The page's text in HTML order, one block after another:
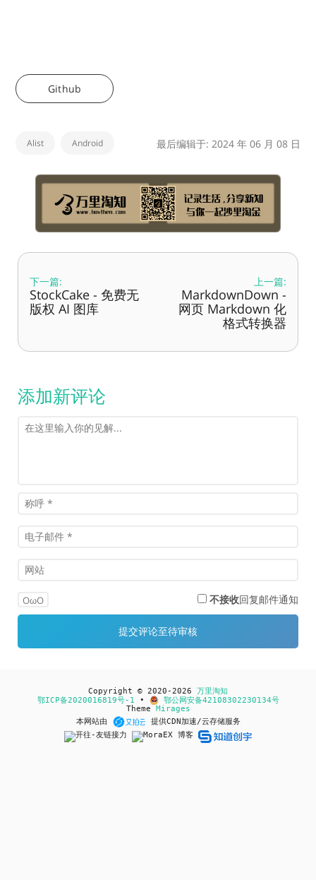
Github
Alist Android 最后编辑于: 2024 年 06 月 08 日
下一篇:
StockCake - 免费无
版权 AI 图库
上一篇:
MarkdownDown -
网页 Markdown 化
格式转换器
添加新评论
OωO 不接收回复邮件通知
Copyright © 2020-2026 万里淘知
鄂ICP备2020016819号-1 •
鄂公网安备42108302230134号
Theme Mirages
本网站由
提供CDN加速/云存储服务